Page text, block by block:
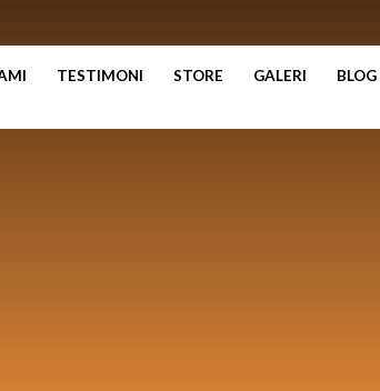
TESTIMONI STORE GALERI BLOG